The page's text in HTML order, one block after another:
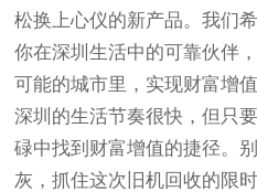
松换上心仪的新产品。我们
你在深圳生活中的可靠伙伴
可能的城市里，实现财富增
深圳的生活节奏很快，但只
碌中找到财富增值的捷径。
灰，抓住这次旧机回收的限